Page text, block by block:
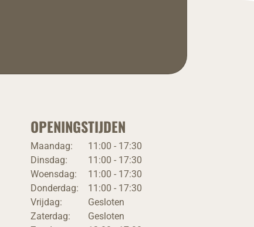
OPENINGSTIJDEN
Maandag:
Dinsdag:
Woensdag:
Donderdag:
Vrijdag:
Zaterdag:
11:00 - 17:30
11:00 - 17:30
11:00 - 17:30
11:00 - 17:30
Gesloten
Gesloten